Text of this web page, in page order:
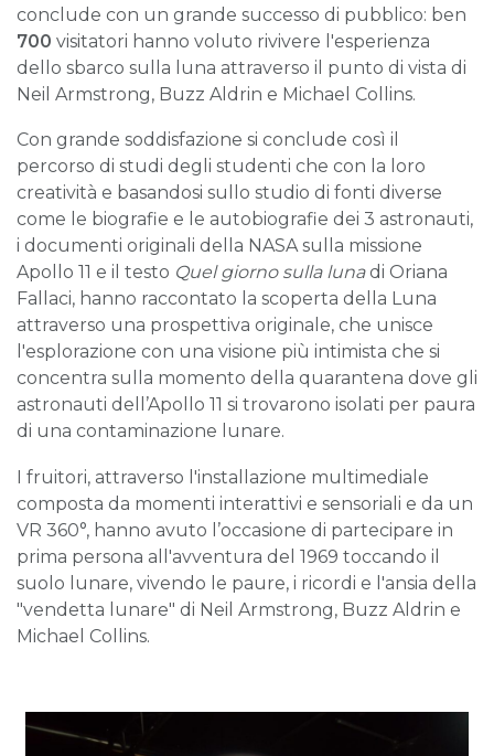
conclude con un grande successo di pubblico: ben
700 visitatori hanno voluto rivivere l'esperienza
dello sbarco sulla luna attraverso il punto di vista di
Neil Armstrong, Buzz Aldrin e Michael Collins.
Con grande soddisfazione si conclude così il
percorso di studi degli studenti che con la loro
creatività e basandosi sullo studio di fonti diverse
come le biografie e le autobiografie dei 3 astronauti,
i documenti originali della NASA sulla missione
Apollo 11 e il testo Quel giorno sulla lunadi Oriana
Fallaci, hanno raccontato la scoperta della Luna
attraverso una prospettiva originale, che unisce
l'esplorazione con una visione più intimista che si
concentra sulla momento della quarantena dove gli
astronauti dell’Apollo 11 si trovarono isolati per paura
di una contaminazione lunare.
I fruitori, attraverso l'installazione multimediale
composta da momenti interattivi e sensoriali e da un
VR 360°, hanno avuto l’occasione di partecipare in
prima persona all'avventura del 1969 toccando il
suolo lunare, vivendo le paure, i ricordi e l'ansia della
"vendetta lunare" di Neil Armstrong, Buzz Aldrin e
Michael Collins.